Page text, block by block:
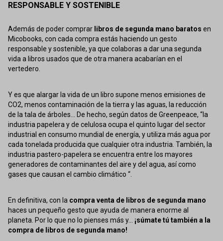
RESPONSABLE Y SOSTENIBLE
Además de poder comprar libros de segunda mano baratos en
Micobooks, con cada compra estás haciendo un gesto
responsable y sostenible, ya que colaboras a dar una segunda
vida a libros usados que de otra manera acabarían en el
vertedero.
Y es que alargar la vida de un libro supone menos emisiones de
CO2, menos contaminación de la tierra y las aguas, la reducción
de la tala de árboles... De hecho, según datos de Greenpeace, “la
industria papelera y de celulosa ocupa el quinto lugar del sector
industrial en consumo mundial de energía, y utiliza más agua por
cada tonelada producida que cualquier otra industria. También, la
industria pastero-papelera se encuentra entre los mayores
generadores de contaminantes del aire y del agua, así como
gases que causan el cambio climático “.
En definitiva, con la compra venta de libros de segunda mano
haces un pequeño gesto que ayuda de manera enorme al
planeta. Por lo que no lo pienses más y... ¡súmate tú también a la
compra de libros de segunda mano!